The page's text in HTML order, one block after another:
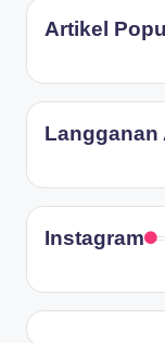
Artikel
Langganan
Instagram